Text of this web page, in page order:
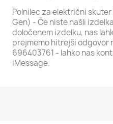
Polnilec za električni
Gen) - Če niste našli
določenem izdelku, nas
prejmemo hitrejši odgovor
696403761 - lahko nas
iMessage.